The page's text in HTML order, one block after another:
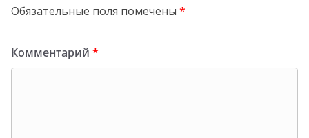
Обязательные поля помечены *
Комментарий *